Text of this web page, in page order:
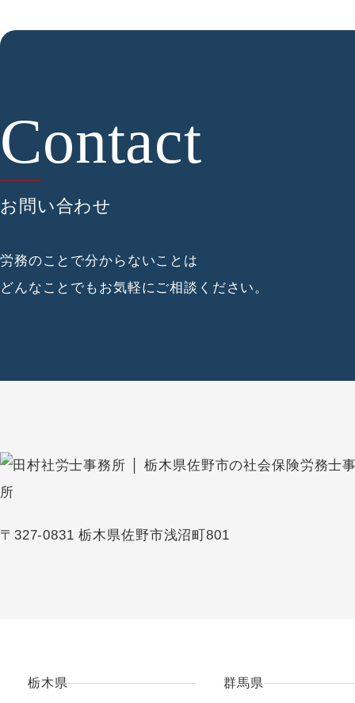
お問い合わせ
労務のことで分からないことは
どんなことでもお気軽にご相談ください。
〒327-0831 栃木県佐野市浅沼町801
栃木県 群馬県